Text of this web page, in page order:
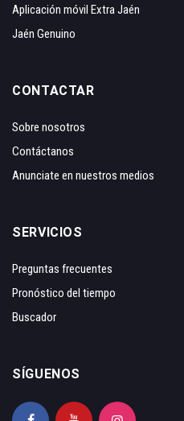
Aplicación móvil Extra Jaén
Jaén Genuino
CONTACTAR
Sobre nosotros
Contáctanos
Anunciate en nuestros medios
SERVICIOS
Preguntas frecuentes
Pronóstico del tiempo
Buscador
SÍGUENOS